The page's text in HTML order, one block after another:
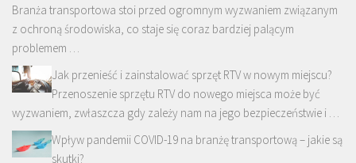
Branża transportowa stoi przed ogromnym wyzwaniem związanym
z ochroną środowiska, co staje się coraz bardziej palącym
problemem …
Jak przenieść i zainstalować sprzęt RTV w nowym miejscu?
Przenoszenie sprzętu RTV do nowego miejsca może być
wyzwaniem, zwłaszcza gdy zależy nam na jego bezpieczeństwie i …
Wpływ pandemii COVID-19 na branżę transportową – jakie są
skutki?